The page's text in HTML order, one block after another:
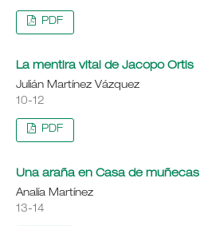
PDF
La mentira vital de Jacopo Ortis
Julián Martínez Vázquez
10-12
PDF
Una araña en Casa de muñecas
Analía Martínez
13-14